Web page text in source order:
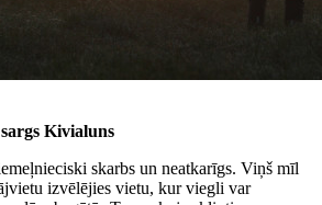
Kivialuns
skarbs un neatkarīgs. Viņš mīl
izvēlējies vietu, kur viegli var